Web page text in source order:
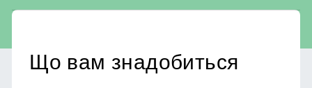
Що вам знадобиться